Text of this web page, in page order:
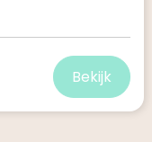
Bekijk